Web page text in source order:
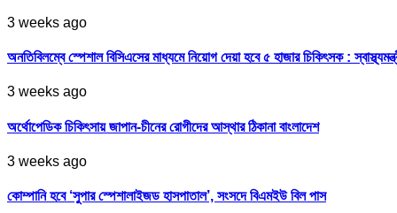
3 weeks ago
অনতিবিলম্বে স্পেশাল বিসিএসের মাধ্যমে নিয়োগ দেয়া হবে ৫ হাজার চিকিৎসক :
3 weeks ago
অর্থোপেডিক চিকিৎসায় জাপান-চীনের রোগীদের আস্থার ঠিকানা বাংলাদেশ
3 weeks ago
কোম্পানি হবে ‘সুপার স্পেশালাইজড হাসপাতাল’, সংসদে বিএমইউ বিল পাস